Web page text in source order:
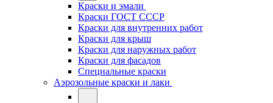
Краски и эмали
Краски ГОСТ СССР
Краски для внутренних работ
Краски для крыш
Краски для наружных работ
Краски для фасадов
Специальные краски
Аэрозольные краски и лаки